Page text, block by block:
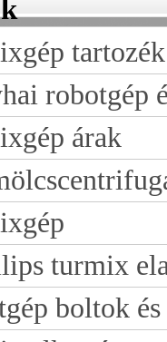
tartozék
robotgép
árak
turmix
boltok és